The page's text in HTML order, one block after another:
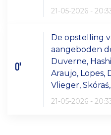
21-05-2026 -
0'
De opstelling
aangeboden
Duverne,
Araujo, Lopes,
Vlieger,
21-05-2026 -